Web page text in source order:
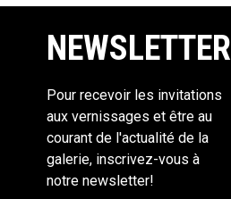
NEWSLETTER
Pour recevoir les invitations
aux vernissages et être au
courant de l'actualité de la
galerie, inscrivez-vous à
notre newsletter!